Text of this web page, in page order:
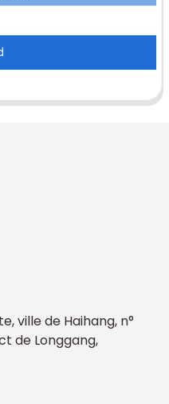
ville de Haihang, n°
de Longgang,